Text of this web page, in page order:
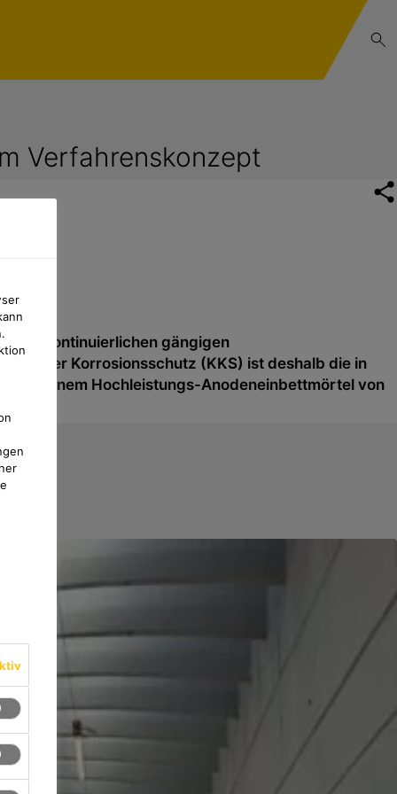
Verfahrenskonzept
den kontinuierlichen gängigen
Korrosionsschutz (KKS) ist deshalb die in
mit einem Hochleistungs-Anodeneinbettmörtel von